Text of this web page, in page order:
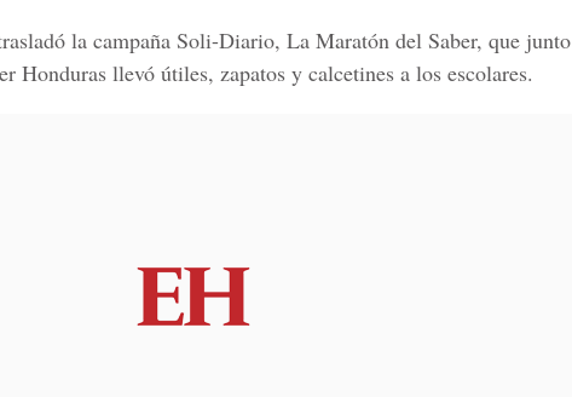
la campaña Soli-Diario, La Maratón del Saber, que junto
Honduras llevó útiles, zapatos y calcetines a los escolares.